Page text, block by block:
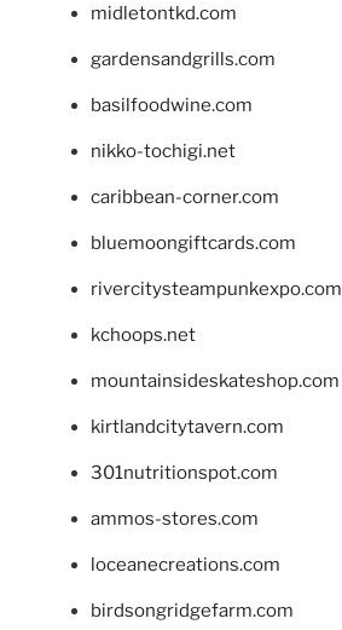
midletontkd.com
gardensandgrills.com
basilfoodwine.com
nikko-tochigi.net
caribbean-corner.com
bluemoongiftcards.com
rivercitysteampunkexpo.com
kchoops.net
mountainsideskateshop.com
kirtlandcitytavern.com
301nutritionspot.com
ammos-stores.com
loceanecreations.com
birdsongridgefarm.com